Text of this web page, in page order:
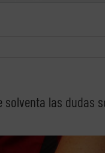
solventa las dudas